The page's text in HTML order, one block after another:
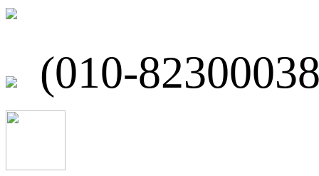
(010-